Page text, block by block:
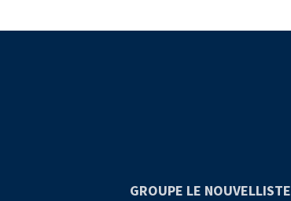
GROUPE LE NOUVELLISTE